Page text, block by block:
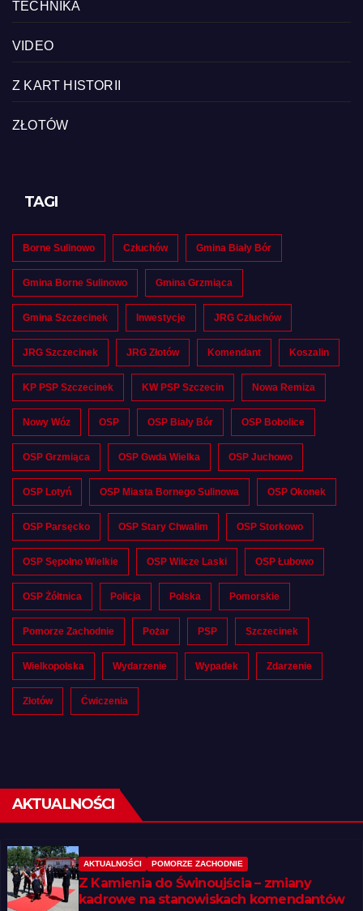
TECHNIKA
VIDEO
Z KART HISTORII
ZŁOTÓW
TAGI
Borne Sulinowo Człuchów Gmina Biały Bór
Gmina Borne Sulinowo Gmina Grzmiąca
Gmina Szczecinek Inwestycje JRG Człuchów
JRG Szczecinek JRG Złotów Komendant Koszalin
KP PSP Szczecinek KW PSP Szczecin Nowa Remiza
Nowy Wóz OSP OSP Biały Bór OSP Bobolice
OSP Grzmiąca OSP Gwda Wielka OSP Juchowo
OSP Lotyń OSP Miasta Bornego Sulinowa OSP Okonek
OSP Parsęcko OSP Stary Chwalim OSP Storkowo
OSP Sępolno Wielkie OSP Wilcze Laski OSP Łubowo
OSP Żółtnica Policja Polska Pomorskie
Pomorze Zachodnie Pożar PSP Szczecinek
Wielkopolska Wydarzenie Wypadek Zdarzenie
Złotów Ćwiczenia
AKTUALNOŚCI
AKTUALNOŚCI POMORZE ZACHODNIE
Z Kamienia do Świnoujścia – zmiany
kadrowe na stanowiskach komendantów